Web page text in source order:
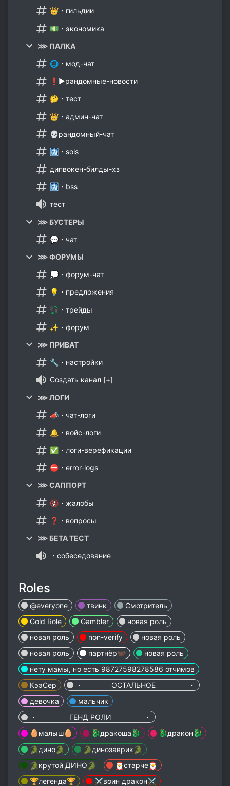
👑・гильдии
💵・экономика
⋙ ПАЛКА
🌐・мод-чат
❗►рандомные-новости
🤔・тест
👑・админ-чат
💀рандомный-чат
🩻・sols
дипвокен-билды-хз
🩻・bss
тест
⋙ БУСТЕРЫ
💬・чат
⋙ ФОРУМЫ
💭・форум-чат
💡・предложения
💱・трейды
✨・форум
⋙ ПРИВАТ
🔧・настройки
Создать канал [+]
⋙ ЛОГИ
📣・чат-логи
🔔・войс-логи
✅・логи-верефикации
⛔・error-logs
⋙ САППОРТ
🚷・жалобы
❓・вопросы
⋙ БЕТА ТЕСТ
・собеседование
Roles
@everyone твинк
Смотритель
Gold Role
Gambler
новая роль
новая роль
non-verify
новая роль
новая роль
партнёр🤝🏿
новая роль
нету мамы, но есть 98727598278586 отчимов
КээСер
・⁣ ОСТАЛЬНОЕ ・
девочка
мальчик
・⁣ ГЕНД РОЛИ ・
🥚малыш🥚
🐉дракоша🐉
🐉дракон🐉
🐊дино🐊
🐊динозаврик🐊
🐊крутой ДИНО🐊
🎅старче🎅
🏆легенда🏆
⚔️воин дракон⚔️